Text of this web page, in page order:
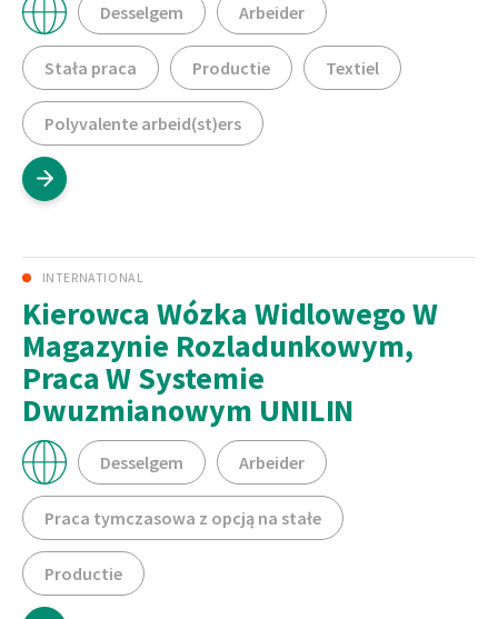
Desselgem Arbeider
Stała praca Productie Textiel
Polyvalente arbeid(st)ers
INTERNATIONAL
Kierowca Wózka Widlowego W
Magazynie Rozladunkowym,
Praca W Systemie
Dwuzmianowym UNILIN
Desselgem Arbeider
Praca tymczasowa z opcją na stałe
Productie